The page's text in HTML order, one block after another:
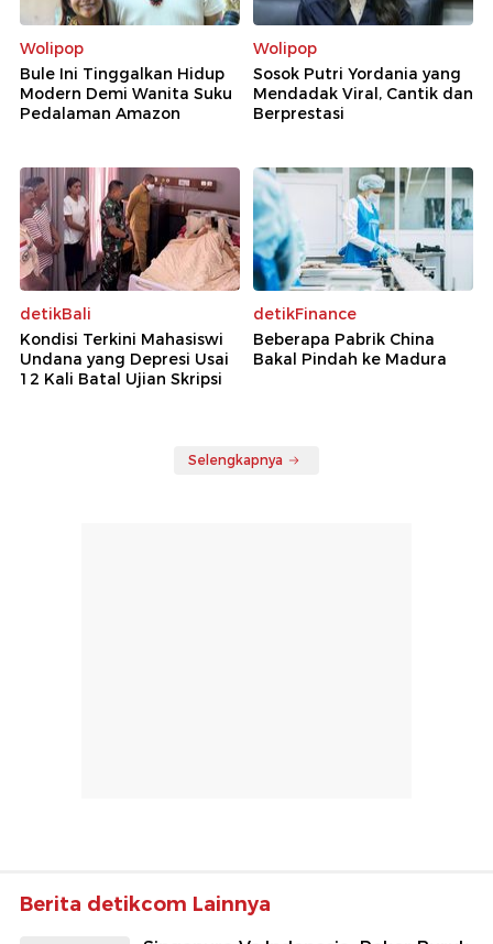
Wolipop
Bule Ini Tinggalkan Hidup
Modern Demi Wanita Suku
Pedalaman Amazon
Wolipop
Sosok Putri Yordania yang
Mendadak Viral, Cantik dan
Berprestasi
detikBali
Kondisi Terkini Mahasiswi
Undana yang Depresi Usai
12 Kali Batal Ujian Skripsi
detikFinance
Beberapa Pabrik China
Bakal Pindah ke Madura
Selengkapnya
Berita detikcom Lainnya